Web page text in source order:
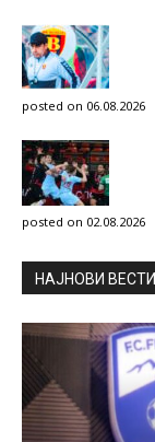
posted on 06.08.2026
posted on 02.08.2026
НAЈНОВИ ВЕСТИ